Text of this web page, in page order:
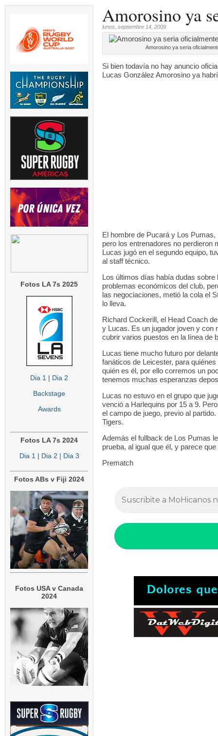
Fotos LA 7s 2025
Dia 1 | Dia 2
Backstage
Awards
Fotos LA 7s 2024
Dia 1 | Dia 2 | Dia 3
Fotos ABs v Fiji 2024
Fotos USA v Canada
2024
Amorosino ya
lunes, septiembre 14, 2009
Amorosino ya seria
Si bien todavía no hay anuncio
Lucas González Amorosino ya
El hombre de Pucará y Los
pero los entrenadores no perdieron
Lucas jugó en el segundo equipo,
al staff técnico.
Los últimos días había dudas
problemas económicos del club,
las negociaciones, metió la cola el
lo lleva.
Richard Cockerill, el Head Coach
y Lucas. Es un jugador joven y con
cubrir varios puestos en la línea de
Lucas tiene mucho futuro por
fanáticos de Leicester, para
quién es él, por ello corremos un
tenemos muchas esperanzas
Lucas no estuvo en el grupo que
venció a Harlequins por 15 a 9.
el campo de juego, previo al
Tigers.
Además el fullback de Los Pumas
prueba, al igual que él, y parece
Prematch